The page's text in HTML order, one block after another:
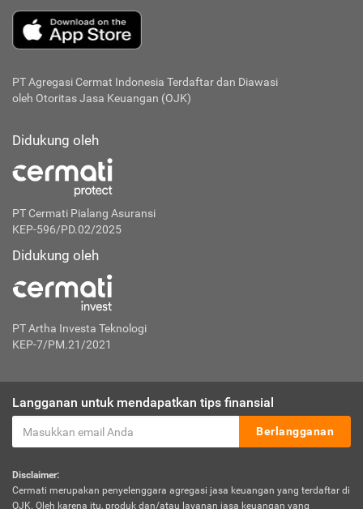
PT Agregasi Cermat Indonesia Terdaftar dan Diawasi
oleh Otoritas Jasa Keuangan (OJK)
Didukung oleh
PT Cermati Pialang Asuransi
KEP-596/PD.02/2025
Didukung oleh
PT Artha Investa Teknologi
KEP-7/PM.21/2021
Langganan untuk mendapatkan tips finansial
Berlangganan
Disclaimer:
Cermati merupakan penyelenggara agregasi jasa keuangan yang terdaftar di
OJK. Oleh karena itu, produk dan/atau layanan jasa keuangan yang